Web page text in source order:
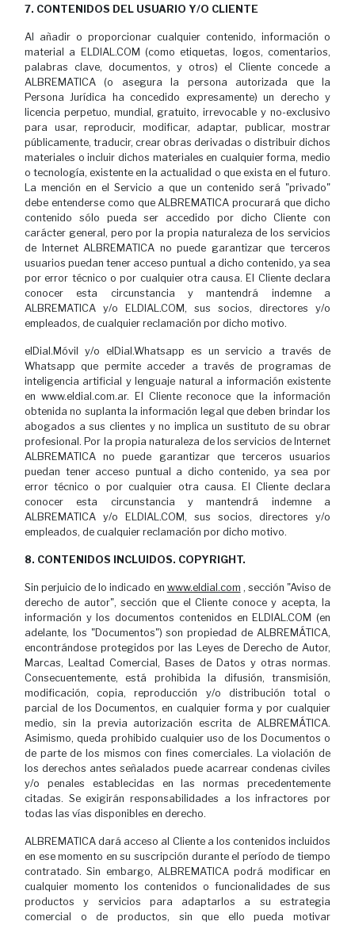
7. CONTENIDOS DEL USUARIO Y/O CLIENTE
Al añadir o proporcionar cualquier contenido, información o
material a ELDIAL.COM (como etiquetas, logos, comentarios,
palabras clave, documentos, y otros) el Cliente concede a
ALBREMATICA (o asegura la persona autorizada que la
Persona Jurídica ha concedido expresamente) un derecho y
licencia perpetuo, mundial, gratuito, irrevocable y no-exclusivo
para usar, reproducir, modificar, adaptar, publicar, mostrar
públicamente, traducir, crear obras derivadas o distribuir dichos
materiales o incluir dichos materiales en cualquier forma, medio
o tecnología, existente en la actualidad o que exista en el futuro.
La mención en el Servicio a que un contenido será "privado"
debe entenderse como que ALBREMATICA procurará que dicho
contenido sólo pueda ser accedido por dicho Cliente con
carácter general, pero por la propia naturaleza de los servicios
de Internet ALBREMATICA no puede garantizar que terceros
usuarios puedan tener acceso puntual a dicho contenido, ya sea
por error técnico o por cualquier otra causa. El Cliente declara
conocer esta circunstancia y mantendrá indemne a
ALBREMATICA y/o ELDIAL.COM, sus socios, directores y/o
empleados, de cualquier reclamación por dicho motivo.
elDial.Móvil y/o elDial.Whatsapp es un servicio a través de
Whatsapp que permite acceder a través de programas de
inteligencia artificial y lenguaje natural a información existente
en www.eldial.com.ar. El Cliente reconoce que la información
obtenida no suplanta la información legal que deben brindar los
abogados a sus clientes y no implica un sustituto de su obrar
profesional. Por la propia naturaleza de los servicios de Internet
ALBREMATICA no puede garantizar que terceros usuarios
puedan tener acceso puntual a dicho contenido, ya sea por
error técnico o por cualquier otra causa. El Cliente declara
conocer esta circunstancia y mantendrá indemne a
ALBREMATICA y/o ELDIAL.COM, sus socios, directores y/o
empleados, de cualquier reclamación por dicho motivo.
8. CONTENIDOS INCLUIDOS. COPYRIGHT.
Sin perjuicio de lo indicado en www.eldial.com , sección "Aviso de
derecho de autor", sección que el Cliente conoce y acepta, la
información y los documentos contenidos en ELDIAL.COM (en
adelante, los "Documentos") son propiedad de ALBREMÁTICA,
encontrándose protegidos por las Leyes de Derecho de Autor,
Marcas, Lealtad Comercial, Bases de Datos y otras normas.
Consecuentemente, está prohibida la difusión, transmisión,
modificación, copia, reproducción y/o distribución total o
parcial de los Documentos, en cualquier forma y por cualquier
medio, sin la previa autorización escrita de ALBREMÁTICA.
Asimismo, queda prohibido cualquier uso de los Documentos o
de parte de los mismos con fines comerciales. La violación de
los derechos antes señalados puede acarrear condenas civiles
y/o penales establecidas en las normas precedentemente
citadas. Se exigirán responsabilidades a los infractores por
todas las vías disponibles en derecho.
ALBREMATICA dará acceso al Cliente a los contenidos incluidos
en ese momento en su suscripción durante el período de tiempo
contratado. Sin embargo, ALBREMATICA podrá modificar en
cualquier momento los contenidos o funcionalidades de sus
productos y servicios para adaptarlos a su estrategia
comercial o de productos, sin que ello pueda motivar